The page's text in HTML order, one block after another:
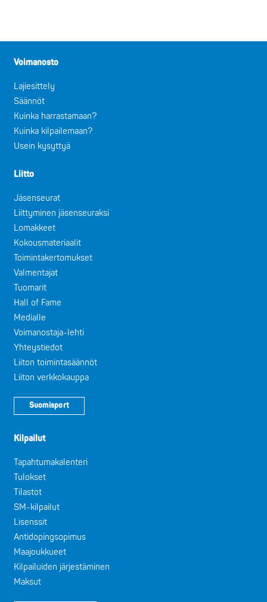
Voimanosto
Lajiesittely
Säännöt
Kuinka harrastamaan?
Kuinka kilpailemaan?
Usein kysyttyä
Liitto
Jäsenseurat
Liittyminen jäsenseuraksi
Lomakkeet
Kokousmateriaalit
Toimintakertomukset
Valmentajat
Tuomarit
Hall of Fame
Medialle
Voimanostaja-lehti
Yhteystiedot
Liiton toimintasäännöt
Liiton verkkokauppa
Suomisport
Kilpailut
Tapahtumakalenteri
Tulokset
Tilastot
SM-kilpailut
Lisenssit
Antidopingsopimus
Maajoukkueet
Kilpailuiden järjestäminen
Maksut